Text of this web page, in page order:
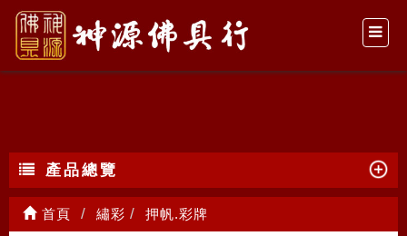
押帆.彩牌
產品總覽
首頁 繡彩 押帆.彩牌